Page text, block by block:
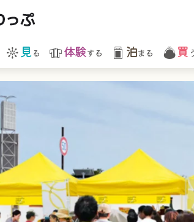
見 る 体験する 泊まる 買